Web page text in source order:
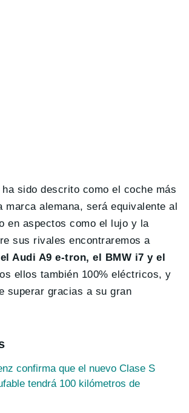
ha sido descrito como el coche más
marca alemana, será equivalente al
en aspectos como el lujo y la
sus rivales encontraremos a
el Audi A9 e-tron, el BMW i7 y el
ellos también 100% eléctricos, y
superar gracias a su gran
confirma que el nuevo Clase S
tendrá 100 kilómetros de